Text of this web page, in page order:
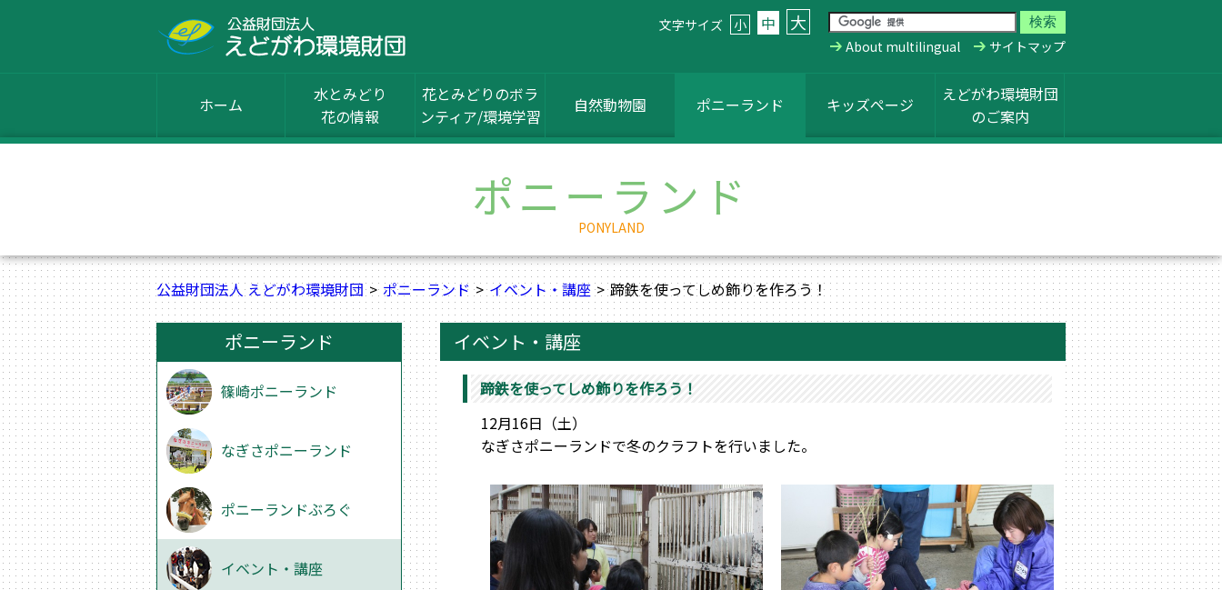
文字サイズ 小 中 大
About multilingual サイトマップ
ホーム
水とみどり
花の情報
花とみどりのボラ
ンティア/環境学習
自然動物園 ポニーランド キッズページ
えどがわ環境財団
のご案内
ポニーランド
PONYLAND
公益財団法人 えどがわ環境財団 ポニーランド イベント・講座 蹄鉄を使ってしめ飾りを作ろう！
イベント・講座
蹄鉄を使ってしめ飾りを作ろう！
12月16日（土）
なぎさポニーランドで冬のクラフトを行いました。
ポニーランド
篠崎ポニーランド
なぎさポニーランド
ポニーランドぶろぐ
イベント・講座